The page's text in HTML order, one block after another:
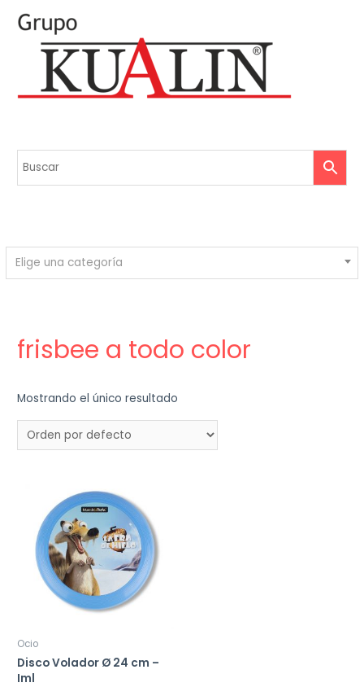
Elige una categoría
frisbee a todo color
Mostrando el único resultado
Ocio
Disco Volador Ø 24 cm –
Iml